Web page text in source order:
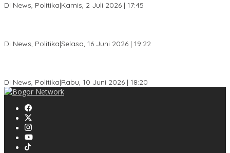
Di News, Politika|Kamis, 2 Juli 2026 | 17:45
Di News, Politika|Selasa, 16 Juni 2026 | 19:22
Di News, Politika|Rabu, 10 Juni 2026 | 18:20